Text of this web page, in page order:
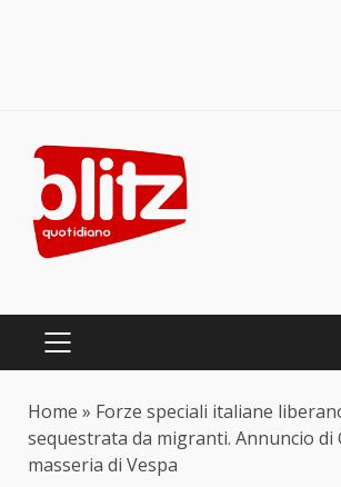
content
PRIMARY
Home » Forze speciali italiane
sequestrata da migranti. Annuncio di
masseria di Vespa